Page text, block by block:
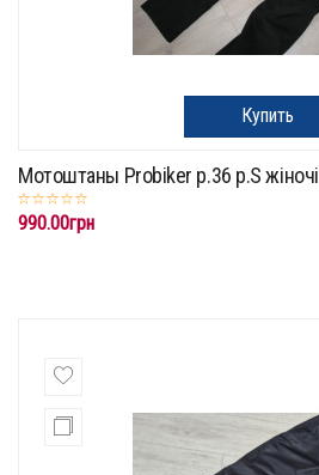
Купить
Мотоштаны Probiker p.36 p.S жіночі
990.00грн